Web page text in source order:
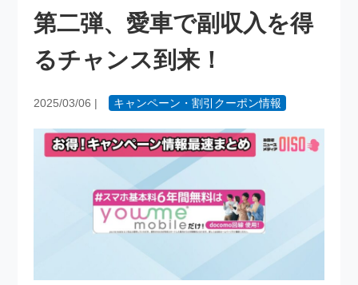
第二弾、愛車で副収入を得
るチャンス到来！
2025/03/06 | キャンペーン・割引クーポン情報